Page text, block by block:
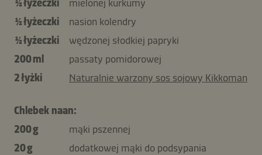
½ łyżeczki
mielonej kurkumy
½ łyżeczki
nasion kolendry
½ łyżeczki
wędzonej słodkiej papryki
200 ml
passaty pomidorowej
2 łyżki
Naturalnie warzony sos sojowy Kikkoman
Chlebek naan:
200 g
mąki pszennej
20 g
dodatkowej mąki do podsypania